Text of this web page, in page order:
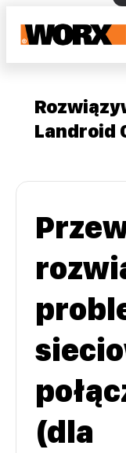
Landroid
(dla